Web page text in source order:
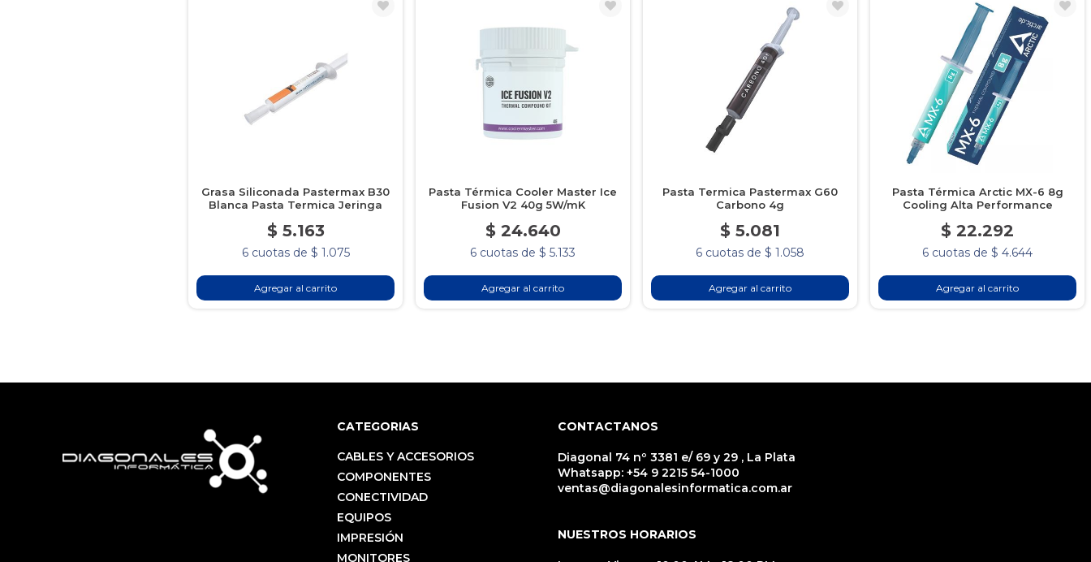
Grasa Siliconada Pastermax B30
Blanca Pasta Termica Jeringa
$ 5.163
6 cuotas de $ 1.075
Agregar al carrito
Pasta Térmica Cooler Master Ice
Fusion V2 40g 5W/mK
$ 24.640
6 cuotas de $ 5.133
Agregar al carrito
Pasta Termica Pastermax G60
Carbono 4g
$ 5.081
6 cuotas de $ 1.058
Agregar al carrito
Pasta Térmica Arctic MX-6 8g
Cooling Alta Performance
$ 22.292
6 cuotas de $ 4.644
Agregar al carrito
CATEGORIAS
CABLES Y ACCESORIOS
COMPONENTES
CONECTIVIDAD
EQUIPOS
IMPRESIÓN
MONITORES
CONTACTANOS
Diagonal 74 nº 3381 e/ 69 y 29 , La Plata
Whatsapp: +54 9 2215 54-1000
ventas@diagonalesinformatica.com.ar
NUESTROS HORARIOS